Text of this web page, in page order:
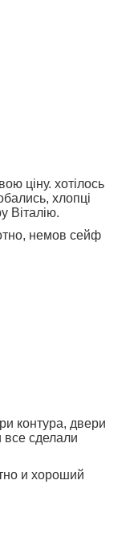
ціну. хотілось
хлопці
Віталію.
немов сейф
контура, двери
сделали
и хороший